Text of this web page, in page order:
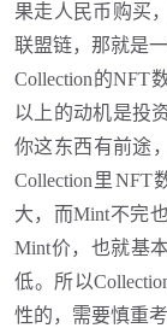
果走人民币购买
联盟链，那就是
Collection的NFT
以上的动机是投
你这东西有前途
Collection里
大，而Mint不完
Mint价，也就基
低。所以
性的，需要慎重考